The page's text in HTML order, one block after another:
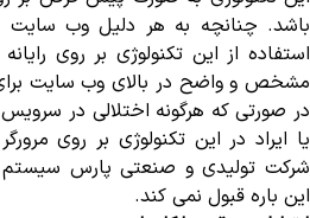
باشد. چنانچه به هر دلیل وب سایت ما
استفاده از این تکنولوژی بر روی
مشخص و واضح در بالای وب سایت
در صورتی که هرگونه اختلالی در
یا ایراد در این تکنولوژی بر روی
شرکت تولیدی و صنعتی پارس سیستم
این باره قبول نمی کند.